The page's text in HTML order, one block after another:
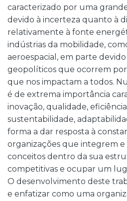
caracterizado por uma
devido à incerteza quanto à
relativamente à fonte
indústrias da mobilidade,
aeroespacial, em parte
geopolíticos que ocorrem
que nos impactam a todos.
é de extrema importância
inovação, qualidade,
sustentabilidade,
forma a dar resposta à
organizações que integrem
conceitos dentro da sua
competitivas e ocupar um
O desenvolvimento deste
e enfatizar como uma